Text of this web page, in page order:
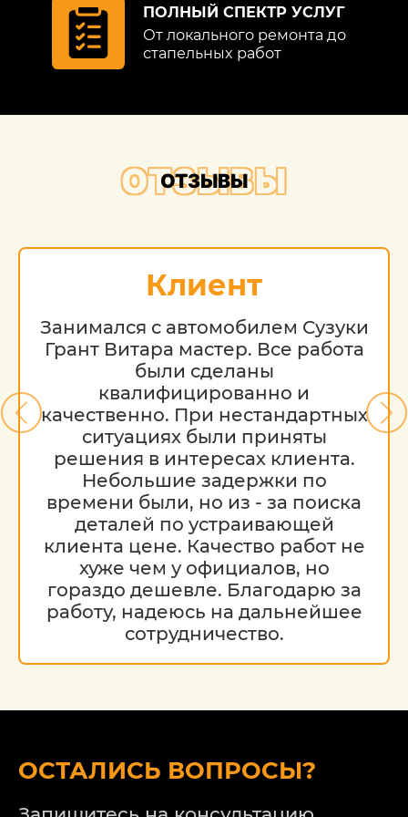
ПОЛНЫЙ СПЕКТР УСЛУГ
От локального ремонта до
стапельных работ
ОТЗЫВЫ
ОТЗЫВЫ
Клиент
Занимался с автомобилем Сузуки
Грант Витара мастер. Все работа
были сделаны
квалифицированно и
качественно. При нестандартных
ситуациях были приняты
решения в интересах клиента.
Небольшие задержки по
времени были, но из - за поиска
деталей по устраивающей
клиента цене. Качество работ не
хуже чем у официалов, но
гораздо дешевле. Благодарю за
работу, надеюсь на дальнейшее
сотрудничество.
ОСТАЛИСЬ ВОПРОСЫ?